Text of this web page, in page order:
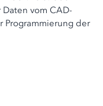
vom CAD-
Programmierung der